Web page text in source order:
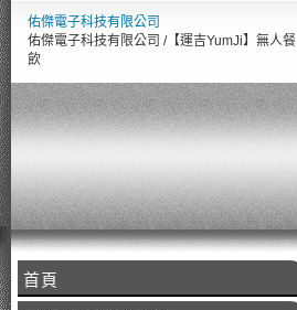
佑傑電子科技有限公司
佑傑電子科技有限公司 /【運吉YumJi】無人餐
飲
首頁